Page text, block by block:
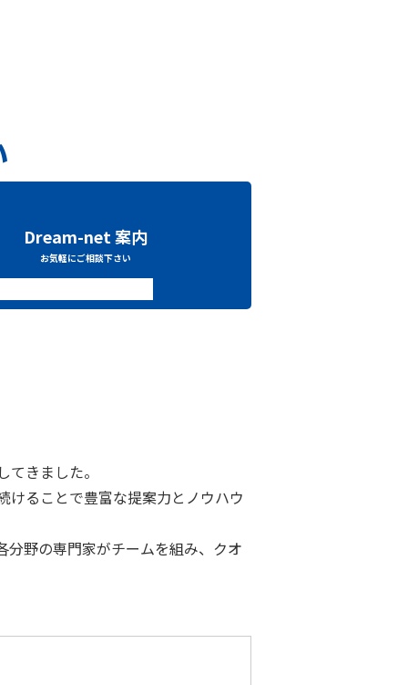
Dream-net 案内
お気軽にご相談下さい
きました。
けることで豊富な提案力とノウハウ
分野の専門家がチームを組み、クオ